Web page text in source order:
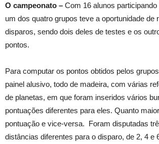
O campeonato – Com 16 alunos
um dos quatro grupos teve a oportunidade de
disparos, sendo dois deles de testes e os
pontos.
Para computar os pontos obtidos pelos
painel alusivo, todo de madeira, com várias
de planetas, em que foram inseridos vários
pontuações diferentes para eles. Quanto
pontuação e vice-versa. Foram disputadas
distâncias diferentes para o disparo, de 2, 4 e